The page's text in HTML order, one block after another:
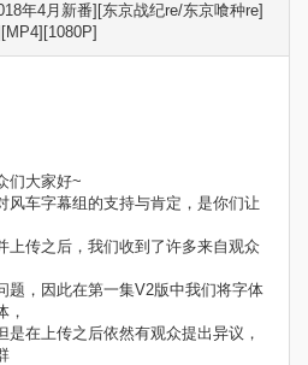
年4月新番][东京战纪re/东京喰种re]
们大家好~
风车字幕组的支持与肯定，是你们让
上传之后，我们收到了许多来自观众
题，因此在第一集V2版中我们将字体
，
是在上传之后依然有观众提出异议，